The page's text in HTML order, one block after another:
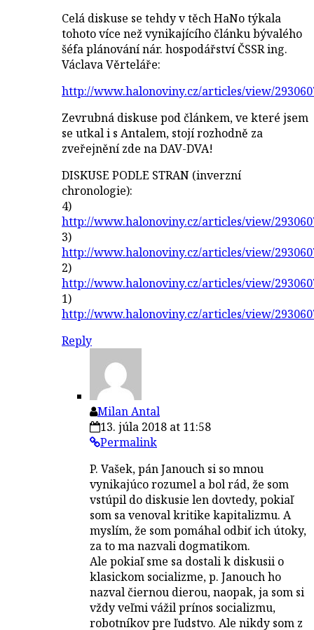
Celá diskuse se tehdy v těch HaNo týkala
tohoto více než vynikajícího článku bývalého
šéfa plánování nár. hospodářství ČSSR ing.
Václava Věrteláře:
http://www.halonoviny.cz/articles/view/
Zevrubná diskuse pod článkem, ve které jsem
se utkal i s Antalem, stojí rozhodně za
zveřejnění zde na DAV-DVA!
DISKUSE PODLE STRAN (inverzní
chronologie):
4)
http://www.halonoviny.cz/articles/view/
3)
http://www.halonoviny.cz/articles/view/
2)
http://www.halonoviny.cz/articles/view/
1)
http://www.halonoviny.cz/articles/view/
Reply
Milan Antal
13. júla 2018 at 11:58
Permalink
P. Vašek, pán Janouch si so mnou
vynikajúco rozumel a bol rád, že som
vstúpil do diskusie len dovtedy, pokiaľ
som sa venoval kritike kapitalizmu. A
myslím, že som pomáhal odbiť ich útoky,
za to ma nazvali dogmatikom.
Ale pokiaľ sme sa dostali k diskusii o
klasickom socializme, p. Janouch ho
nazval čiernou dierou, naopak, ja som si
vždy veľmi vážil prínos socializmu,
robotníkov pre ľudstvo. Ale nikdy som z